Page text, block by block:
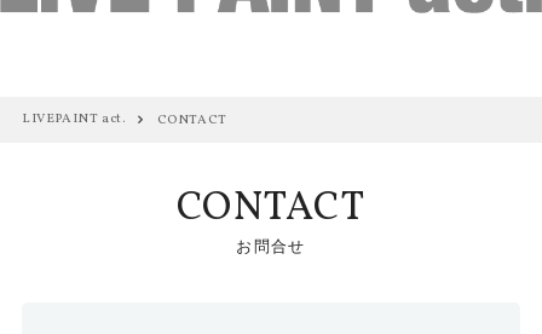
LIVEPAINT act. CONTACT
CONTACT
お問合せ